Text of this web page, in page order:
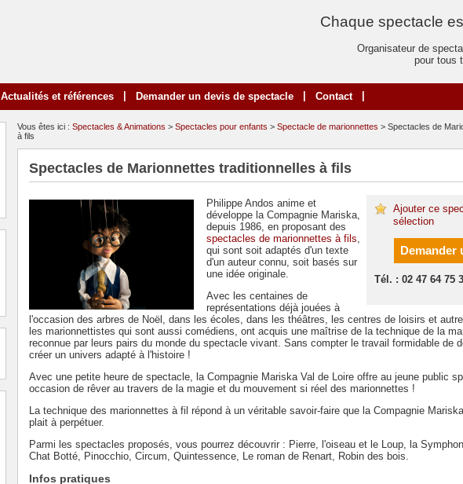
Chaque spectacle
Organisateur de
pour tous
Actualités et références Demander un devis de spectacle Contact
Vous êtes ici : Spectacles & Animations > Spectacles pour enfants > Spectacle de marionnettes > Spectacles de
à fils
Spectacles de Marionnettes traditionnelles à fils
Ajouter ce
sélection
Demander
Tél. : 02 47 64 75
Philippe Andos anime et
développe la Compagnie Mariska,
depuis 1986, en proposant des
spectacles de marionnettes à fils,
qui sont soit adaptés d'un texte
d'un auteur connu, soit basés sur
une idée originale.
Avec les centaines de
représentations déjà jouées à
l'occasion des arbres de Noël, dans les écoles, dans les théâtres, les centres de loisirs et
les marionnettistes qui sont aussi comédiens, ont acquis une maîtrise de la technique de la
reconnue par leurs pairs du monde du spectacle vivant. Sans compter le travail formidable de
créer un univers adapté à l'histoire !
Avec une petite heure de spectacle, la Compagnie Mariska Val de Loire offre au jeune public
occasion de rêver au travers de la magie et du mouvement si réel des marionnettes !
La technique des marionnettes à fil répond à un véritable savoir-faire que la Compagnie
plait à perpétuer.
Parmi les spectacles proposés, vous pourrez découvrir : Pierre, l'oiseau et le Loup, la
Chat Botté, Pinocchio, Circum, Quintessence, Le roman de Renart, Robin des bois.
Infos pratiques